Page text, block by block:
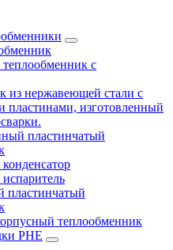
с
из нержавеющей стали с
пластинами, изготовленный
пластинчатый
пластинчатый
теплообменник
PHE